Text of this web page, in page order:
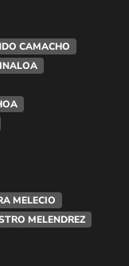
CAMACHO
MELECIO
MELENDREZ